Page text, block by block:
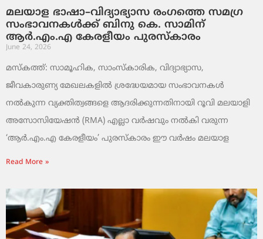
മലയാള ഭാഷാ–വിദ്യാഭ്യാസ രംഗത്തെ സമഗ്ര
സംഭാവനകൾക്ക് ബിനു കെ. സാമിന്
ആർ.എം.എ കേരളീയം പുരസ്‌കാരം
June 24, 2026
മസ്കത്ത്: സാമൂഹിക, സാംസ്‌കാരിക, വിദ്യാഭ്യാസ,
ജീവകാരുണ്യ മേഖലകളിൽ ശ്രദ്ധേയമായ സംഭാവനകൾ
നൽകുന്ന വ്യക്തിത്വങ്ങളെ ആദരിക്കുന്നതിനായി റൂവി മലയാളി
അസോസിയേഷൻ (RMA) എല്ലാ വർഷവും നൽകി വരുന്ന
‘ആർ.എം.എ കേരളീയം’ പുരസ്‌കാരം ഈ വർഷം മലയാള
Read More »